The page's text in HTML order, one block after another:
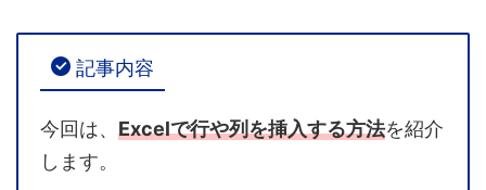
記事内容
今回は、 Excelで行や列を挿入する方法を紹介
します。